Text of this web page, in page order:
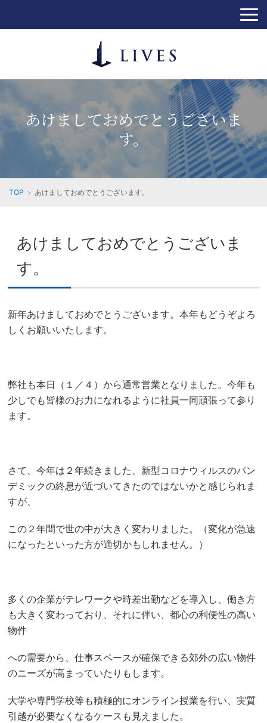
あけましておめでとうございま
す。
TOP あけましておめでとうございます。
あけましておめでとうございま
す。
新年あけましておめでとうございます。本年もどうぞよろ
しくお願いいたします。
弊社も本日（１／４）から通常営業となりました。今年も
少しでも皆様のお力になれるように社員一同頑張って参り
ます。
さて、今年は２年続きました、新型コロナウィルスのパン
デミックの終息が近づいてきたのではないかと感じられま
すが、
この２年間で世の中が大きく変わりました。（変化が急速
になったといった方が適切かもしれません。）
多くの企業がテレワークや時差出勤などを導入し、働き方
も大きく変わっており、それに伴い、都心の利便性の高い
物件
への需要から、仕事スペースが確保できる郊外の広い物件
のニーズが高まっていたりもします。
大学や専門学校等も積極的にオンライン授業を行い、実質
引越が必要なくなるケースも見えました。